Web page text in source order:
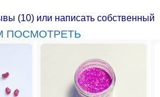
(10) или написать собственный
ПОСМОТРЕТЬ